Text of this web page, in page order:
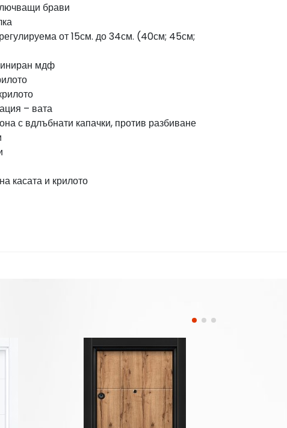
брави
от 15см. до 34см. (40см; 45см;
мдф
– вата
с вдлъбнати капачки, против разбиване
касата и крилото